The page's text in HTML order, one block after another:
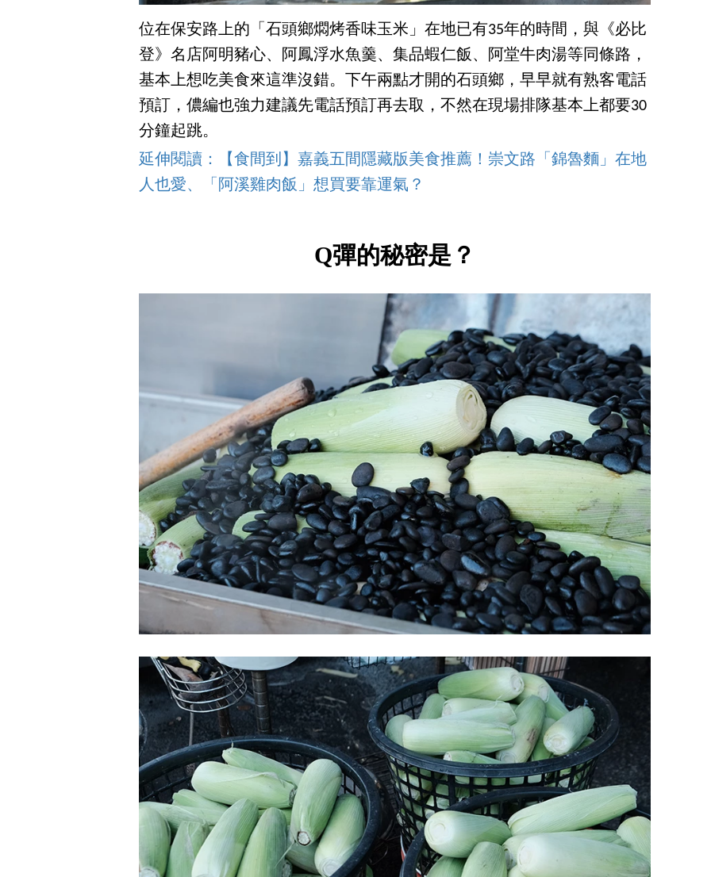
位在保安路上的「石頭鄉燜烤香味玉米」在地已有35年的時間，與《必比
登》名店阿明豬心、阿鳳浮水魚羹、集品蝦仁飯、阿堂牛肉湯等同條路，
基本上想吃美食來這準沒錯。下午兩點才開的石頭鄉，早早就有熟客電話
預訂，儂編也強力建議先電話預訂再去取，不然在現場排隊基本上都要30
分鐘起跳。
延伸閱讀：【食間到】嘉義五間隱藏版美食推薦！崇文路「錦魯麵」在地
人也愛、「阿溪雞肉飯」想買要靠運氣？
Q彈的秘密是？